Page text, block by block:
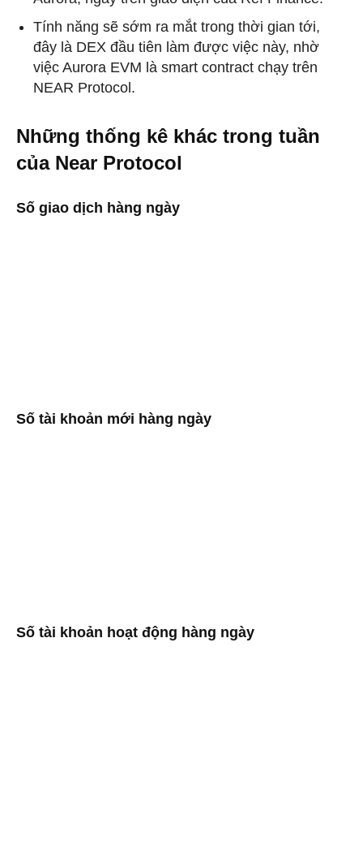
Tính năng sẽ sớm ra mắt trong thời gian tới,
đây là DEX đầu tiên làm được việc này, nhờ
việc Aurora EVM là smart contract chạy trên
NEAR Protocol.
Những thống kê khác trong tuần
của Near Protocol
Số giao dịch hàng ngày
Số tài khoản mới hàng ngày
Số tài khoản hoạt động hàng ngày